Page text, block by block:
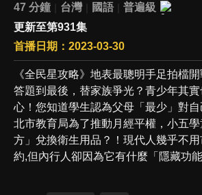
47 分鐘
台灣 國語
普遍級
更新至第931集
首播日期：2023-03-30
《全民星攻略》地表最聰明手足拍檔
答題到最後，替家族爭光？青少年其
心！您知道學生認為父母「最少」對
北市教育局為了推動月經平權，小五
方」兌換衛生用品？！現代人幾乎不
約,但內行人卻因為它有什麼「隱藏功